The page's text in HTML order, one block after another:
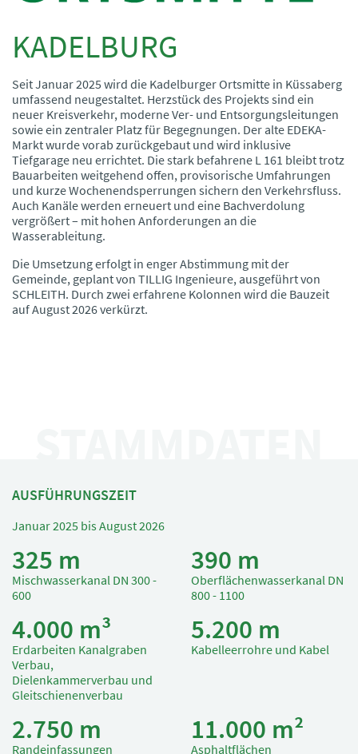
KADELBURG
Seit Januar 2025 wird die Kadelburger Ortsmitte in Küssaberg
umfassend neugestaltet. Herzstück des Projekts sind ein
neuer Kreisverkehr, moderne Ver- und Entsorgungsleitungen
sowie ein zentraler Platz für Begegnungen. Der alte EDEKA-
Markt wurde vorab zurückgebaut und wird inklusive
Tiefgarage neu errichtet. Die stark befahrene L 161 bleibt trotz
Bauarbeiten weitgehend offen, provisorische Umfahrungen
und kurze Wochenendsperrungen sichern den Verkehrsfluss.
Auch Kanäle werden erneuert und eine Bachverdolung
vergrößert – mit hohen Anforderungen an die
Wasserableitung.
Die Umsetzung erfolgt in enger Abstimmung mit der
Gemeinde, geplant von TILLIG Ingenieure, ausgeführt von
SCHLEITH. Durch zwei erfahrene Kolonnen wird die Bauzeit
auf August 2026 verkürzt.
AUSFÜHRUNGSZEIT
Januar 2025 bis August 2026
325 m
Mischwasserkanal DN 300 -
600
390 m
Oberflächenwasserkanal DN
800 - 1100
4.000 m³
Erdarbeiten Kanalgraben
Verbau,
Dielenkammerverbau und
Gleitschienenverbau
5.200 m
Kabelleerrohre und Kabel
2.750 m
Randeinfassungen
11.000 m²
Asphaltflächen